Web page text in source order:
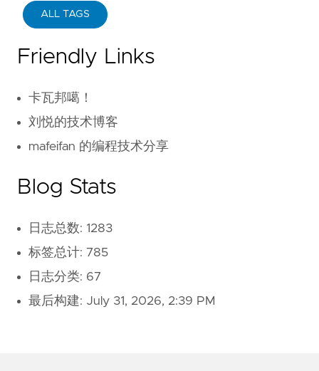
ALL TAGS
Friendly Links
卡瓦邦噶！
刘悦的技术博客
mafeifan 的编程技术分享
Blog Stats
日志总数: 1283
标签总计: 785
日志分类: 67
最后构建: July 31, 2026, 2:39 PM